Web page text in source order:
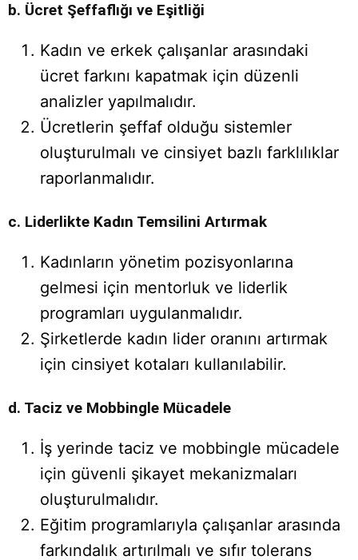
b. Ücret Şeffaflığı ve Eşitliği
Kadın ve erkek çalışanlar arasındaki
ücret farkını kapatmak için düzenli
analizler yapılmalıdır.
Ücretlerin şeffaf olduğu sistemler
oluşturulmalı ve cinsiyet bazlı farklılıklar
raporlanmalıdır.
c. Liderlikte Kadın Temsilini Artırmak
Kadınların yönetim pozisyonlarına
gelmesi için mentorluk ve liderlik
programları uygulanmalıdır.
Şirketlerde kadın lider oranını artırmak
için cinsiyet kotaları kullanılabilir.
d. Taciz ve Mobbingle Mücadele
İş yerinde taciz ve mobbingle mücadele
için güvenli şikayet mekanizmaları
oluşturulmalıdır.
Eğitim programlarıyla çalışanlar arasında
farkındalık artırılmalı ve sıfır tolerans